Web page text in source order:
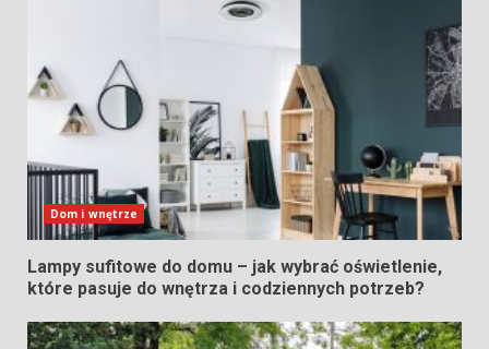
Dom i wnętrze
Lampy sufitowe do domu – jak wybrać oświetlenie,
które pasuje do wnętrza i codziennych potrzeb?